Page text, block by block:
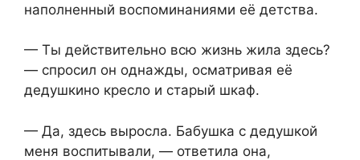
наполненный воспоминаниями её детства.
— Ты действительно всю жизнь жила здесь?
— спросил он однажды, осматривая её
дедушкино кресло и старый шкаф.
— Да, здесь выросла. Бабушка с дедушкой
меня воспитывали, — ответила она,